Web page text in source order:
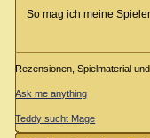
So mag ich meine Spieler
Rezensionen, Spielmaterial
Ask me anything
Teddy sucht Mage